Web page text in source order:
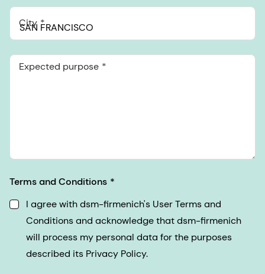
City
Expected purpose
Terms and Conditions
I agree with dsm-firmenich's User Terms and
Conditions and acknowledge that dsm-firmenich
will process my personal data for the purposes
described its Privacy Policy.